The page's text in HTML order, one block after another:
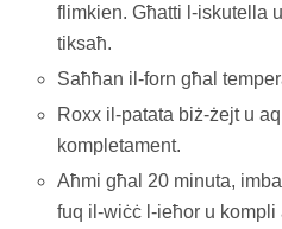
flimkien. Għatti l-iskutella
tiksaħ.
Saħħan il-forn għal
Roxx il-patata biż-żejt u
kompletament.
Aħmi għal 20 minuta,
fuq il-wiċċ l-ieħor u